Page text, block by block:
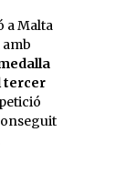
a Malta
tercer